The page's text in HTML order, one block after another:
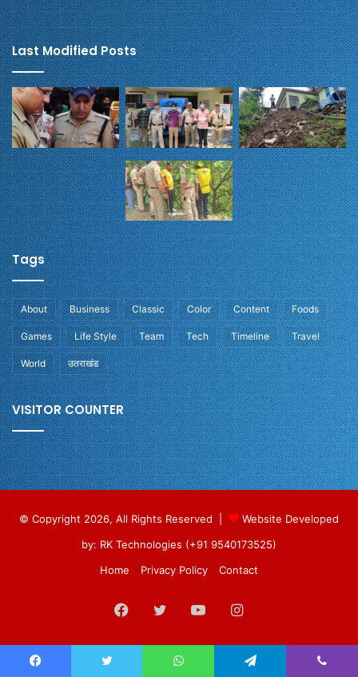
Last Modified Posts
Tags
About Business Classic Color Content Foods
Games Life Style Team Tech Timeline Travel
World उतराखंड
VISITOR COUNTER
© Copyright 2026, All Rights Reserved |
Website Developed
by: RK Technologies (+91 9540173525)
Home
Privacy Policy Contact
Facebook
TwitterYouTubeInstagram